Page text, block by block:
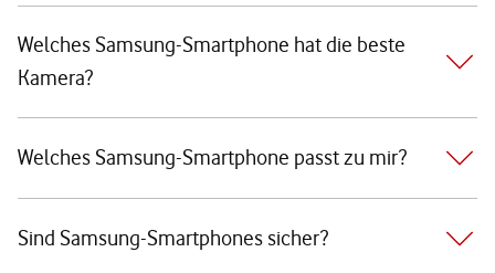
Welches Samsung-Smartphone hat die beste
Kamera?
Welches Samsung-Smartphone passt zu mir?
Sind Samsung-Smartphones sicher?